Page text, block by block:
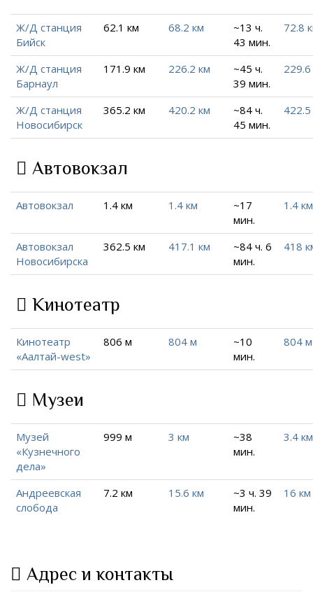
Ж/Д станция
Бийск
62.1 км 68.2 км
~13 ч.
43 мин.
72.8
Ж/Д станция
Барнаул
171.9 км 226.2 км
~45 ч.
39 мин.
Ж/Д станция
Новосибирск
365.2 км 420.2 км
~84 ч.
45 мин.
Автовокзал
Автовокзал 1.4 км 1.4 км
~17
мин.
1.4 км
Автовокзал
Новосибирска
362.5 км 417.1 км
~84 ч. 6
мин.
418
Кинотеатр
Кинотеатр
«Аалтай-west»
806 м 804 м
~10
мин.
804 м
Музеи
Музей
«Кузнечного
дела»
999 м 3 км
~38
мин.
3.4 км
Андреевская
слобода
7.2 км 15.6 км
~3 ч. 39
мин.
16 км
Адрес и контакты